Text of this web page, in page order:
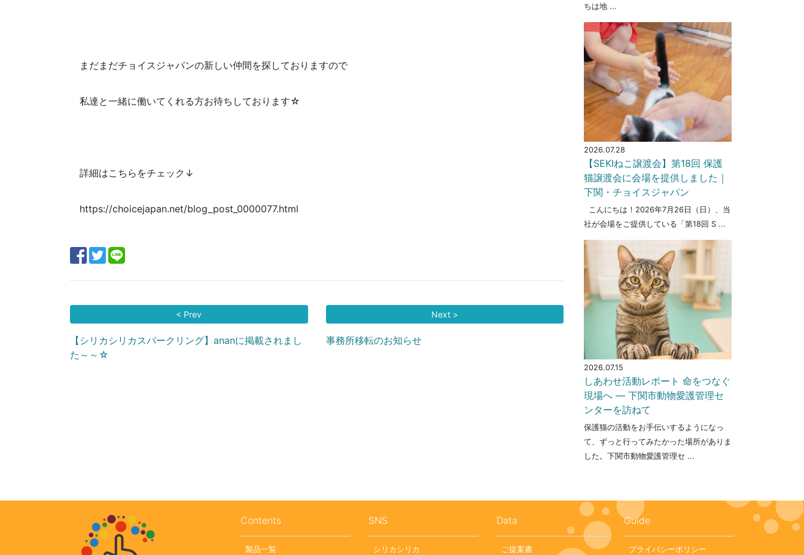
まだまだチョイスジャパンの新しい仲間を探しておりますので
私達と一緒に働いてくれる方お待ちしております☆
詳細はこちらをチェック↓
https://choicejapan.net/blog_post_0000077.html
< Prev
【シリカシリカスパークリング】ananに掲載されまし
た～～☆
Next >
事務所移転のお知らせ
ちは地 ...
2026.07.28
【SEKIねこ譲渡会】第18回 保護
猫譲渡会に会場を提供しました｜
下関・チョイスジャパン
こんにちは！2026年7月26日（日）、当
社が会場をご提供している「第18回 S ...
2026.07.15
しあわせ活動レポート 命をつなぐ
現場へ ― 下関市動物愛護管理セ
ンターを訪ねて
保護猫の活動をお手伝いするようになっ
て、ずっと行ってみたかった場所がありま
した。下関市動物愛護管理セ ...
Contents
製品一覧
SNS
シリカシリカ
Data
ご提案書
Guide
プライバシーポリシー